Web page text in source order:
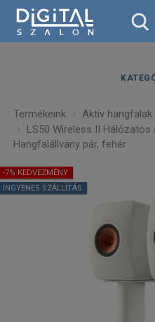
Termékeink
Aktív hangfalak
LS50 Wireless II
Hangfalállvány pár, fehér
-7% KEDVEZMÉNY
INGYENES SZÁLLÍTÁS